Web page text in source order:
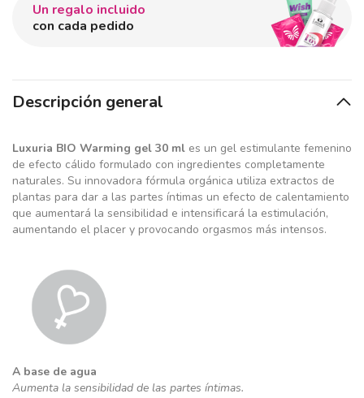
Un regalo incluido
con cada pedido
Descripción general
Luxuria BIO Warming gel 30 ml es un gel estimulante femenino
de efecto cálido formulado con ingredientes completamente
naturales. Su innovadora fórmula orgánica utiliza extractos de
plantas para dar a las partes íntimas un efecto de calentamiento
que aumentará la sensibilidad e intensificará la estimulación,
aumentando el placer y provocando orgasmos más intensos.
A base de agua
Aumenta la sensibilidad de las partes íntimas.